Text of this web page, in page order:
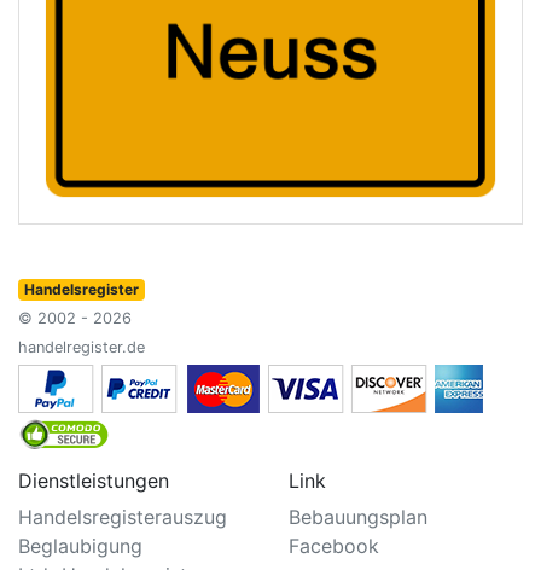
Handelsregister
© 2002 - 2026
handelregister.de
Dienstleistungen
Handelsregisterauszug
Beglaubigung
Link
Bebauungsplan
Facebook